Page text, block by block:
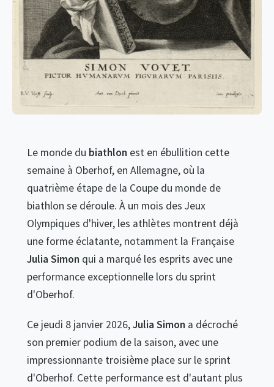
Le monde du biathlon est en ébullition cette
semaine à Oberhof, en Allemagne, où la
quatrième étape de la Coupe du monde de
biathlon se déroule. À un mois des Jeux
Olympiques d'hiver, les athlètes montrent déjà
une forme éclatante, notamment la Française
Julia Simon qui a marqué les esprits avec une
performance exceptionnelle lors du sprint
d'Oberhof.
Ce jeudi 8 janvier 2026,Julia Simon a décroché
son premier podium de la saison, avec une
impressionnante troisième place sur le sprint
d'Oberhof. Cette performance est d'autant plus